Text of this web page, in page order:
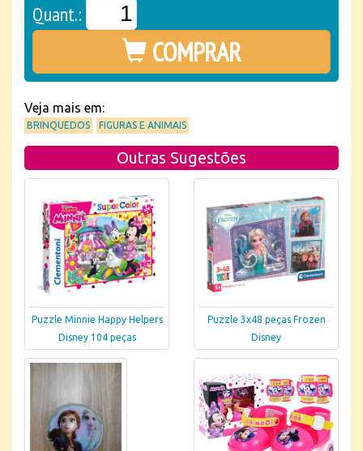
Quant.:
COMPRAR
Veja mais em:
BRINQUEDOS FIGURAS E ANIMAIS
Outras Sugestões
Puzzle Minnie Happy Helpers
Disney 104 peças
Puzzle 3x48 peças Frozen
Disney